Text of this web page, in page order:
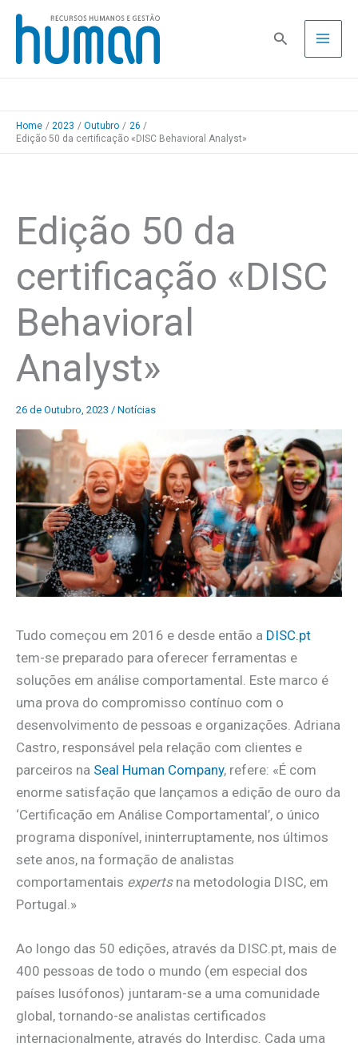
Skip
content
Pesquisa
Home 2023 Outubro
26
Edição 50 da certificação «DISC Behavioral Analyst»
Edição 50 da
certificação «DISC
Behavioral
Analyst»
26 de Outubro, 2023 / Notícias
Tudo começou em 2016 e desde então a DISC.pt
tem-se preparado para oferecer ferramentas e
soluções em análise comportamental. Este marco é
uma prova do compromisso contínuo com o
desenvolvimento de pessoas e organizações. Adriana
Castro, responsável pela relação com clientes e
parceiros na Seal Human Company, refere: «É com
enorme satisfação que lançamos a edição de ouro da
‘Certificação em Análise Comportamental’, o único
programa disponível, ininterruptamente, nos últimos
sete anos, na formação de analistas
comportamentais expertsna metodologia DISC, em
Portugal.»
Ao longo das 50 edições, através da DISC.pt, mais de
400 pessoas de todo o mundo (em especial dos
países lusófonos) juntaram-se a uma comunidade
global, tornando-se analistas certificados
internacionalmente, através do Interdisc. Cada uma